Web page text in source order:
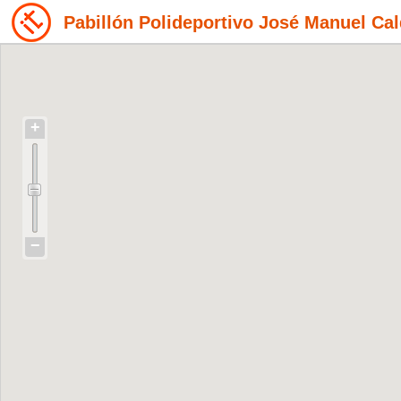
Pabillón Polideportivo José Manuel
+
−